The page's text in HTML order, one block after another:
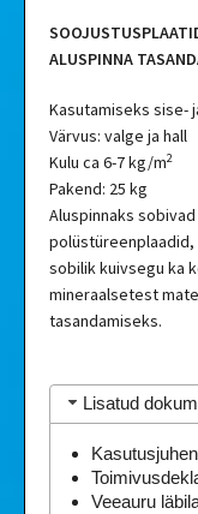
ALUSPINNA
Kasutamiseks sise-
Värvus: valge ja hall
Kulu ca 6-7 kg/m2
Pakend: 25 kg
Aluspinnaks
polüstüreenplaadid,
sobilik kuivsegu ka
mineraalsetest
tasandamiseks.
Lisatud
Veeauru